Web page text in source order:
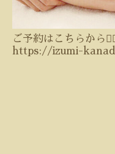
ご予約はこちらから
https://izumi-